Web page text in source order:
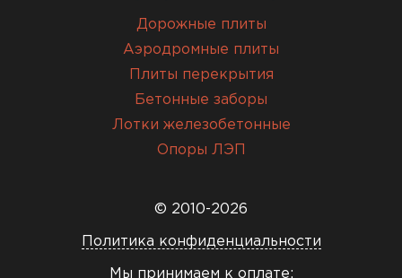
Дорожные плиты
Аэродромные плиты
Плиты перекрытия
Бетонные заборы
Лотки железобетонные
Опоры ЛЭП
© 2010-2026
Политика конфиденциальности
Мы принимаем к оплате: